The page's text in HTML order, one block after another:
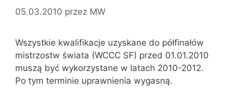
05.03.2010 przez MW
Wszystkie kwalifikacje uzyskane do półfinałów
mistrzostw świata (WCCC SF) przed 01.01.2010
muszą być wykorzystane w latach 2010-2012.
Po tym terminie uprawnienia wygasną.